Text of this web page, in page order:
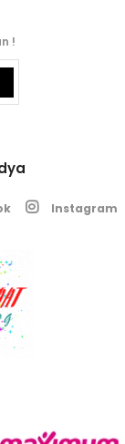
!
Instagram